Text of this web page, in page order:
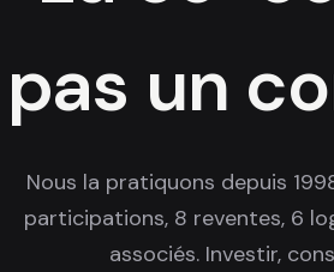
pas un
Nous la pratiquons depuis
participations, 8 reventes, 6
associés. Investir,